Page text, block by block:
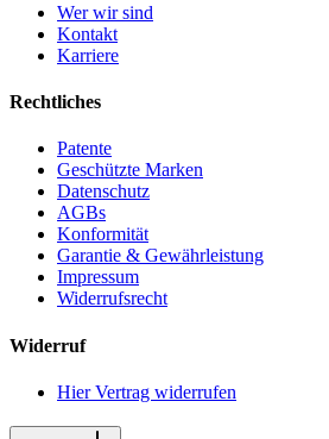
Wer wir sind
Kontakt
Karriere
Rechtliches
Patente
Geschützte Marken
Datenschutz
AGBs
Konformität
Garantie & Gewährleistung
Impressum
Widerrufsrecht
Widerruf
Hier Vertrag widerrufen